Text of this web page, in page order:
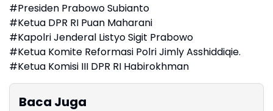
#Presiden Prabowo Subianto
#Ketua DPR RI Puan Maharani
#Kapolri Jenderal Listyo Sigit Prabowo
#Ketua Komite Reformasi Polri Jimly Asshiddiqie.
#Ketua Komisi III DPR RI Habirokhman
Baca Juga